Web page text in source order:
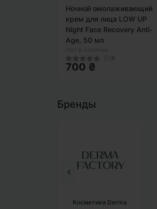
Ночной омолаживающий
крем для лица LOW UP
Night Face Recovery Anti-
Age, 50 мл
0
700 ₴
Бренды
Косметика Derma